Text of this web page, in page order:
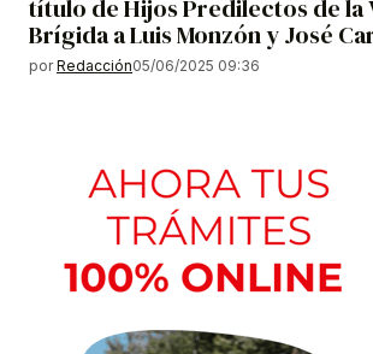
título de Hijos Predilectos de la
Brígida a Luis Monzón y José
por Redacción05/06/2025 09:36